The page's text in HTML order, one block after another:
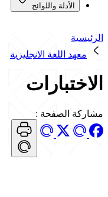
الأدلة واللوائح
الرئيسية
معهد اللغة الانجليزية
الاختبارات
مشاركة الصفحة :